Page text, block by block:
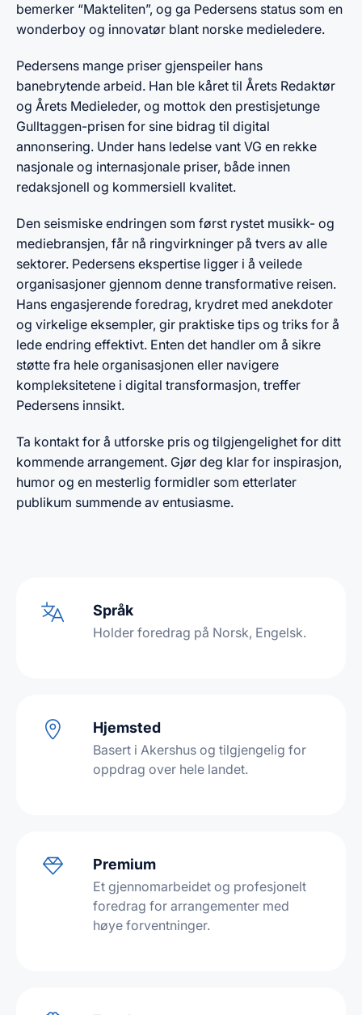
bemerker “Makteliten”, og ga Pedersens status som en
wonderboy og innovatør blant norske medieledere.
Pedersens mange priser gjenspeiler hans
banebrytende arbeid. Han ble kåret til Årets Redaktør
og Årets Medieleder, og mottok den prestisjetunge
Gulltaggen-prisen for sine bidrag til digital
annonsering. Under hans ledelse vant VG en rekke
nasjonale og internasjonale priser, både innen
redaksjonell og kommersiell kvalitet.
Den seismiske endringen som først rystet musikk- og
mediebransjen, får nå ringvirkninger på tvers av alle
sektorer. Pedersens ekspertise ligger i å veilede
organisasjoner gjennom denne transformative reisen.
Hans engasjerende foredrag, krydret med anekdoter
og virkelige eksempler, gir praktiske tips og triks for å
lede endring effektivt. Enten det handler om å sikre
støtte fra hele organisasjonen eller navigere
kompleksitetene i digital transformasjon, treffer
Pedersens innsikt.
Ta kontakt for å utforske pris og tilgjengelighet for ditt
kommende arrangement. Gjør deg klar for inspirasjon,
humor og en mesterlig formidler som etterlater
publikum summende av entusiasme.
Språk
Holder foredrag på Norsk, Engelsk.
Hjemsted
Basert i Akershus og tilgjengelig for
oppdrag over hele landet.
Premium
Et gjennomarbeidet og profesjonelt
foredrag for arrangementer med
høye forventninger.